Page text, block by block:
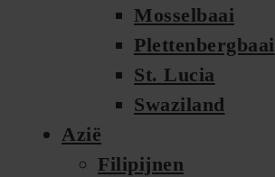
Mosselbaai
Plettenbergbaai
St. Lucia
Swaziland
Azië
Filipijnen